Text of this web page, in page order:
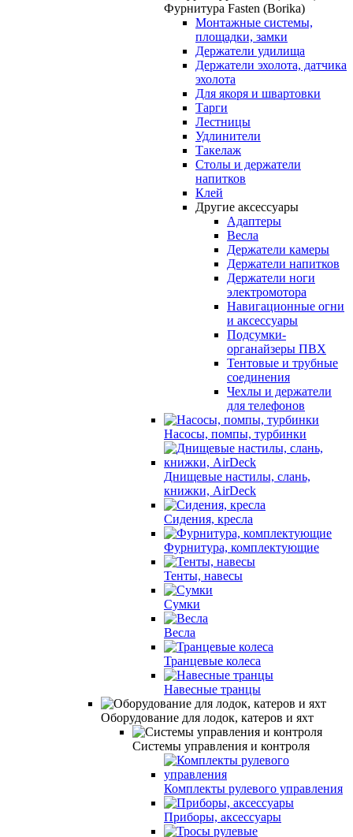
Фурнитура Fasten (Borika)
Монтажные системы,
площадки, замки
Держатели удилища
Держатели эхолота, датчика
эхолота
Для якоря и швартовки
Тарги
Лестницы
Удлинители
Такелаж
Столы и держатели
напитков
Клей
Другие аксессуары
Адаптеры
Весла
Держатели камеры
Держатели напитков
Держатели ноги
электромотора
Навигационные огни
и аксессуары
Подсумки-
органайзеры ПВХ
Тентовые и трубные
соединения
Чехлы и держатели
для телефонов
Насосы, помпы, турбинки
Днищевые настилы, слань,
книжки, AirDeck
Сидения, кресла
Фурнитура, комплектующие
Тенты, навесы
Сумки
Весла
Транцевые колеса
Навесные транцы
Оборудование для лодок, катеров и яхт
Системы управления и контроля
Комплекты рулевого управления
Приборы, аксессуары